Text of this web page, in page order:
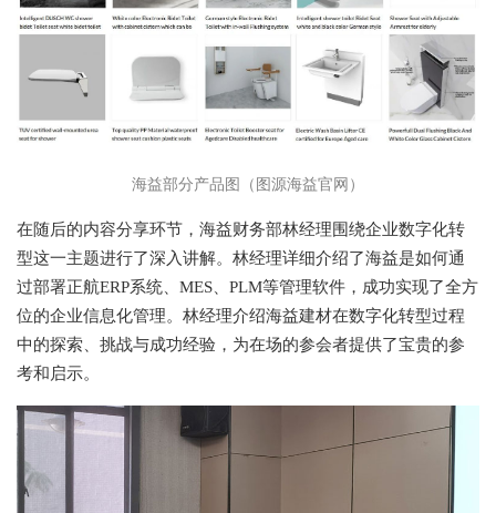
海益部分产品图（图源海益官网）
在随后的内容分享环节，海益财务部林经理围绕企业数字化转
型这一主题进行了深入讲解。林经理详细介绍了海益是如何通
过部署正航ERP系统、MES、PLM等管理软件，成功实现了全方
位的企业信息化管理。林经理介绍海益建材在数字化转型过程
中的探索、挑战与成功经验，为在场的参会者提供了宝贵的参
考和启示。